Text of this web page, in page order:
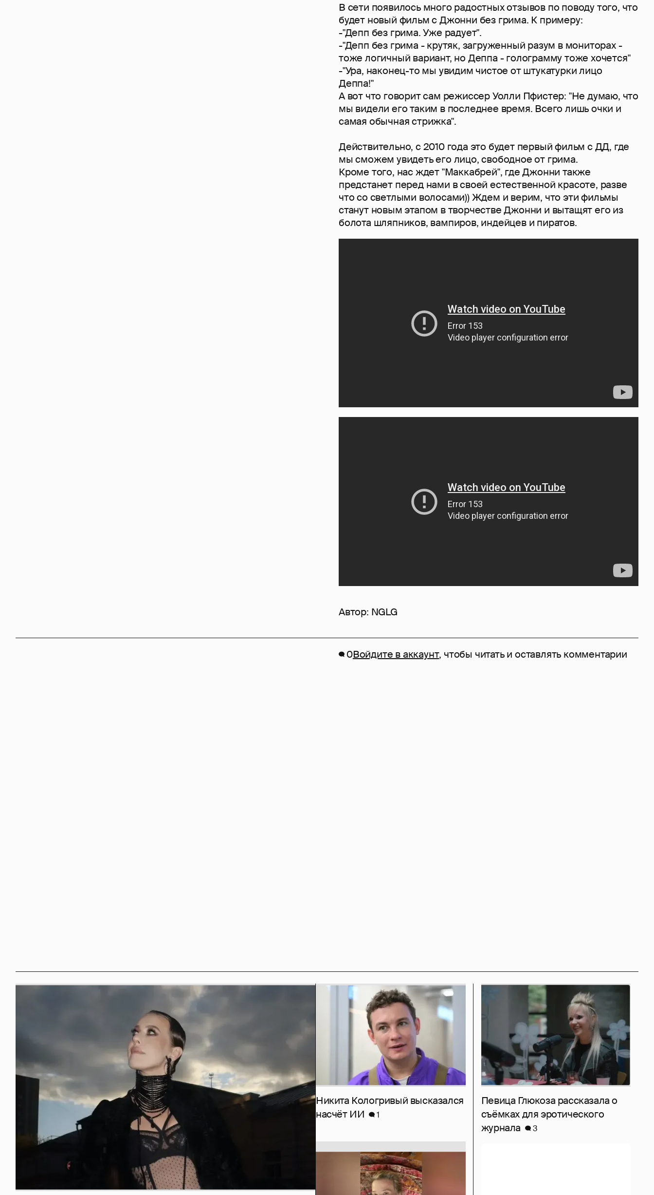
В сети появилось много радостных отзывов по поводу того, что
будет новый фильм с Джонни без грима. К примеру:
-"Депп без грима. Уже радует".
-"Депп без грима - крутяк, загруженный разум в мониторах -
тоже логичный вариант, но Деппа - голограмму тоже хочется"
-"Ура, наконец-то мы увидим чистое от штукатурки лицо
Деппа!"
А вот что говорит сам режиссер Уолли Пфистер: "Не думаю, что
мы видели его таким в последнее время. Всего лишь очки и
самая обычная стрижка".
Действительно, с 2010 года это будет первый фильм с ДД, где
мы сможем увидеть его лицо, свободное от грима.
Кроме того, нас ждет "Маккабрей", где Джонни также
предстанет перед нами в своей естественной красоте, разве
что со светлыми волосами)) Ждем и верим, что эти фильмы
станут новым этапом в творчестве Джонни и вытащят его из
болота шляпников, вампиров, индейцев и пиратов.
Автор: NGLG
0Войдите в аккаунт, чтобы читать и оставлять комментарии
Никита Кологривый высказался
насчёт ИИ
1
Певица Глюкоза рассказала о
съёмках для эротического
журнала
3